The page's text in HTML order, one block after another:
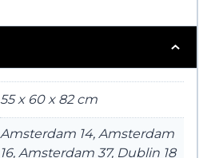
55 x 60 x 82 cm
Amsterdam 14, Amsterdam
16, Amsterdam 37, Dublin 18